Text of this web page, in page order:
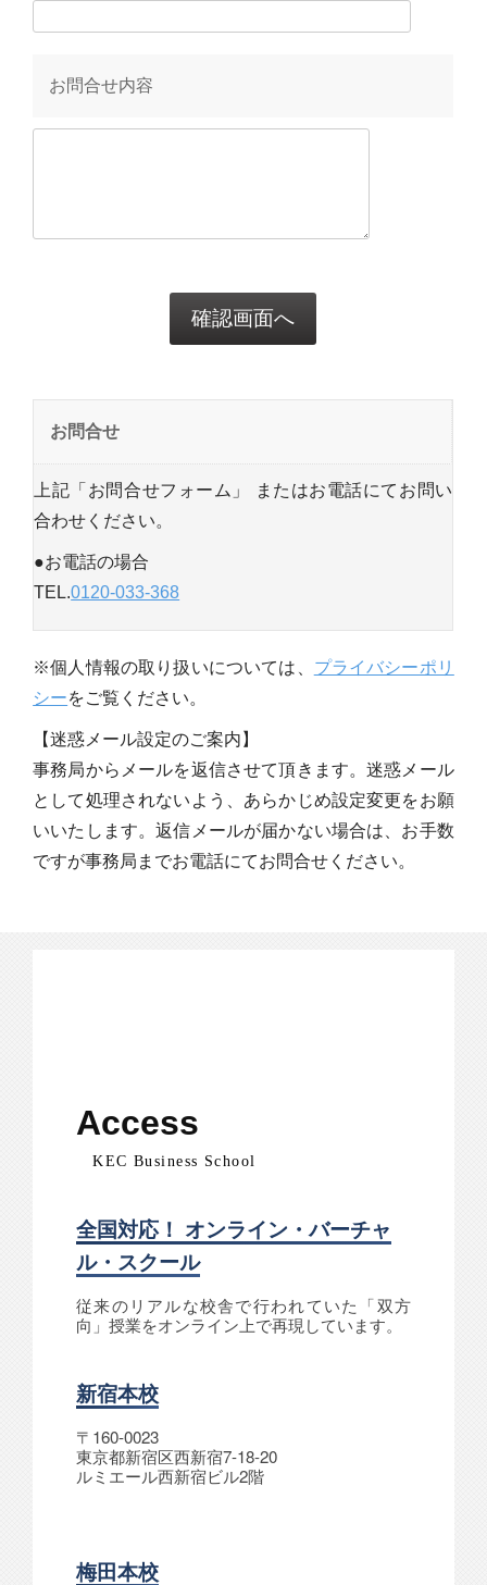
お問合せ内容
お問合せ
上記「お問合せフォーム」 またはお電話にてお問い
合わせください。
●お電話の場合
TEL.0120-033-368
※個人情報の取り扱いについては、 プライバシーポリ
シーをご覧ください。
【迷惑メール設定のご案内】
事務局からメールを返信させて頂きます。迷惑メール
として処理されないよう、あらかじめ設定変更をお願
いいたします。返信メールが届かない場合は、お手数
ですが事務局までお電話にてお問合せください。
Access
KEC Business School
全国対応！ オンライン・バーチャ
ル・スクール
従来のリアルな校舎で行われていた「双方
向」授業をオンライン上で再現しています。
新宿本校
〒160-0023
東京都新宿区西新宿7-18-20
ルミエール西新宿ビル2階
梅田本校